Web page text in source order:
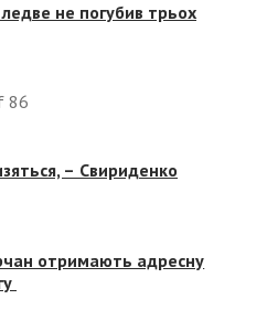
не погубив трьох
86
– Свириденко
отримають адресну